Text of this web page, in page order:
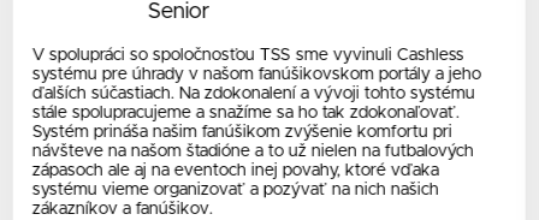
Senior
V spolupráci so spoločnosťou TSS sme vyvinuli Cashless
systému pre úhrady v našom fanúšikovskom portály a jeho
ďalších súčastiach. Na zdokonalení a vývoji tohto systému
stále spolupracujeme a snažíme sa ho tak zdokonaľovať.
Systém prináša našim fanúšikom zvýšenie komfortu pri
návšteve na našom štadióne a to už nielen na futbalových
zápasoch ale aj na eventoch inej povahy, ktoré vďaka
systému vieme organizovať a pozývať na nich našich
zákazníkov a fanúšikov.